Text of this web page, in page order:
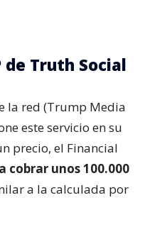
de Truth Social
la red (Trump Media
este servicio en su
precio, el Financial
cobrar unos 100.000
a la calculada por